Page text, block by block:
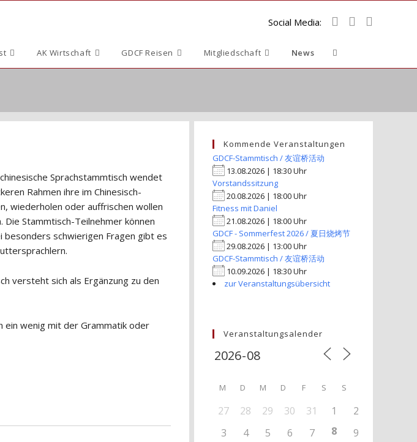
Social Media:
AK Wirtschaft GDCF Reisen Mitgliedschaft News Website-
umschalten
Sprachstammtisch wendet
Rahmen ihre im Chinesisch-
wiederholen oder auffrischen wollen
Stammtisch-Teilnehmer können
besonders schwierigen Fragen gibt es
versteht sich als Ergänzung zu den
ein wenig mit der Grammatik oder
Kommende Veranstaltungen
GDCF-Stammtisch / 友谊桥活动
13.08.2026 | 18:30 Uhr
Vorstandssitzung
20.08.2026 | 18:00 Uhr
Fitness mit Daniel
21.08.2026 | 18:00 Uhr
GDCF - Sommerfest 2026 / 夏日烧烤节
29.08.2026 | 13:00 Uhr
GDCF-Stammtisch / 友谊桥活动
10.09.2026 | 18:30 Uhr
zur Veranstaltungsübersicht
Veranstaltungsalender
M D M D F S S
27 28 29 30 31 1
2
3
4 5 6 7 8
9